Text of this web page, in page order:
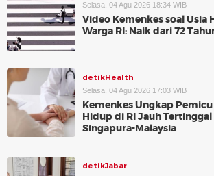
Selasa, 04 Agu 2026 18:34 WIB
Video Kemenkes soal Usia
Warga RI: Naik dari 72
detikHealth
Selasa, 04 Agu 2026 17:03 WIB
Kemenkes Ungkap
Hidup di RI Jauh
Singapura-Malaysia
detikJabar